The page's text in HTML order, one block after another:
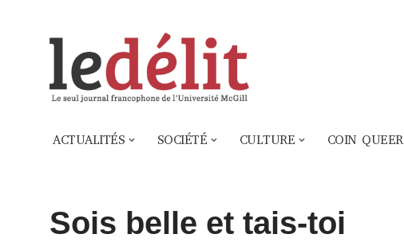
ACTUALITÉS SOCIÉTÉ CULTURE COIN QUEER
Sois belle et tais-toi